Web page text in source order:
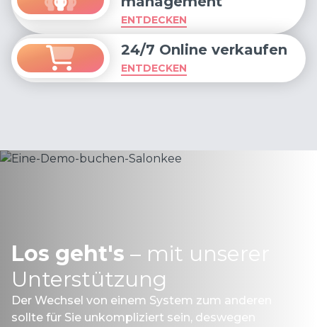
ENTDECKEN
24/7 Online verkaufen
ENTDECKEN
Los geht's – mit unserer
Unterstützung
Der Wechsel von einem System zum anderen
sollte für Sie unkompliziert sein, deswegen